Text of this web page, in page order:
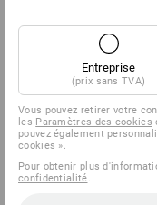
Entreprise
(prix sans TVA)
Vous pouvez retirer votre
les Paramètres des cookies
pouvez également
cookies ».
Pour obtenir plus
confidentialité